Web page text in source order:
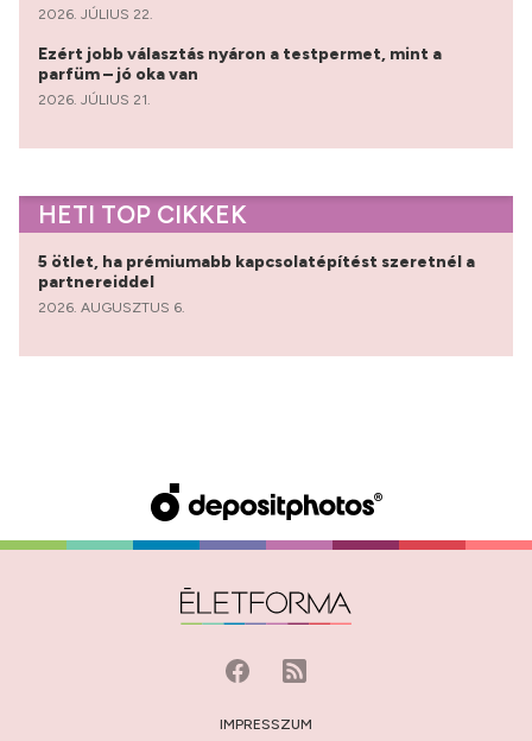
2026. JÚLIUS 22.
Ezért jobb választás nyáron a testpermet, mint a
parfüm – jó oka van
2026. JÚLIUS 21.
HETI TOP CIKKEK
5 ötlet, ha prémiumabb kapcsolatépítést szeretnél a
partnereiddel
2026. AUGUSZTUS 6.
IMPRESSZUM